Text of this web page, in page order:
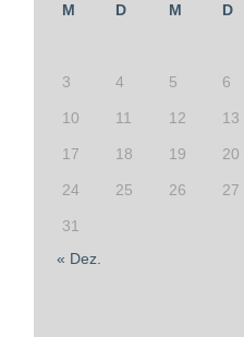
M D M D
3 4 5 6
10 11 12 13
17 18 19 20
24 25 26 27
31
« Dez.